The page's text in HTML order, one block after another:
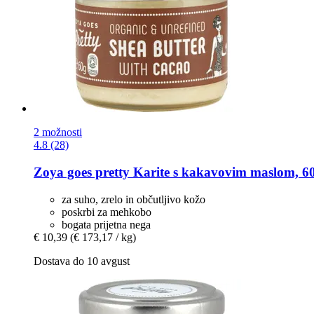
2 možnosti
4.8 (28)
Zoya goes pretty Karite s kakavovim maslom,
za suho, zrelo in občutljivo kožo
poskrbi za mehkobo
bogata prijetna nega
€ 10,39 (€ 173,17 / kg)
Dostava do 10 avgust